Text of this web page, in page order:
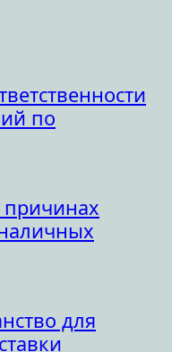
по
причинах
для